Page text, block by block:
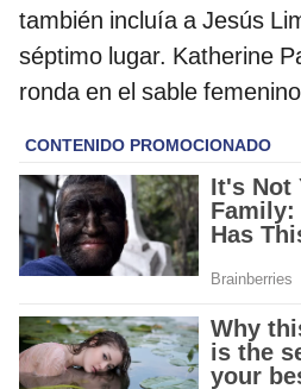
también incluía a Jesús
séptimo lugar. Katherine
ronda en el sable